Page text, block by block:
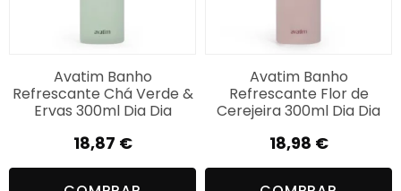
Avatim Banho
Refrescante Chá Verde &
Ervas 300ml Dia Dia
18,87 €
Avatim Banho
Refrescante Flor de
Cerejeira 300ml Dia Dia
18,98 €